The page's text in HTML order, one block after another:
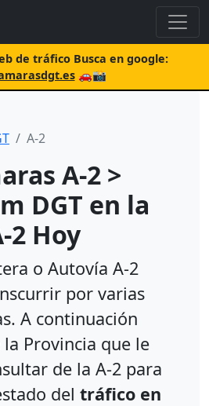
de tráfico Busca en google:
🚗📸
A-2
A-2 >
DGT en la
2 Hoy
o Autovía A-2
por varias
A continuación
la Provincia que le
de la A-2 para
del tráfico en